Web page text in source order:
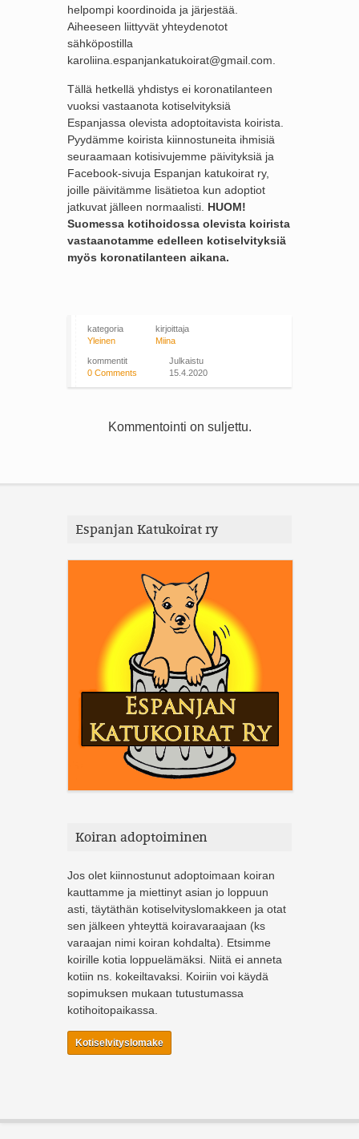
helpompi koordinoida ja järjestää.
Aiheeseen liittyvät yhteydenotot
sähköpostilla
karoliina.espanjankatukoirat@gmail.com.
Tällä hetkellä yhdistys ei koronatilanteen
vuoksi vastaanota kotiselvityksiä
Espanjassa olevista adoptoitavista koirista.
Pyydämme koirista kiinnostuneita ihmisiä
seuraamaan kotisivujemme päivityksiä ja
Facebook-sivuja Espanjan katukoirat ry,
joille päivitämme lisätietoa kun adoptiot
jatkuvat jälleen normaalisti. HUOM!
Suomessa kotihoidossa olevista koirista
vastaanotamme edelleen kotiselvityksiä
myös koronatilanteen aikana.
kategoria
Yleinen
kirjoittaja
Miina
kommentit
0 Comments
Julkaistu
15.4.2020
Kommentointi on suljettu.
Espanjan Katukoirat ry
Koiran adoptoiminen
Jos olet kiinnostunut adoptoimaan koiran
kauttamme ja miettinyt asian jo loppuun
asti, täytäthän kotiselvityslomakkeen ja otat
sen jälkeen yhteyttä koiravaraajaan (ks
varaajan nimi koiran kohdalta). Etsimme
koirille kotia loppuelämäksi. Niitä ei anneta
kotiin ns. kokeiltavaksi. Koiriin voi käydä
sopimuksen mukaan tutustumassa
kotihoitopaikassa.
Kotiselvityslomake